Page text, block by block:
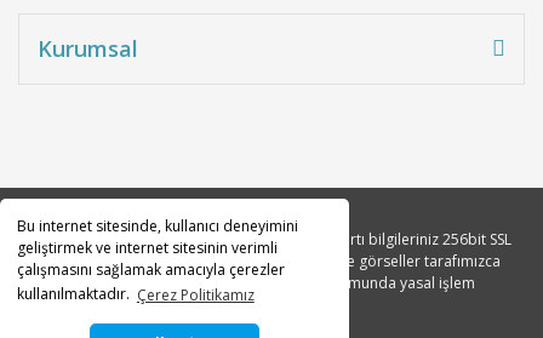
Bu internet sitesinde, kullanıcı deneyimini
geliştirmek ve internet sitesinin verimli
çalışmasını sağlamak amacıyla çerezler
kullanılmaktadır. Çerez Politikamız
Kurumsal
Copyright 2010© Tüm hakları saklıdır. Kredi kartı bilgileriniz 256bit SSL
sertifikası ile korunmaktadır. Tüm açıklama ve görseller tarafımızca
tasarlanmıştır. İzinsiz kopyalanması durumunda yasal işlem
başlatılacaktır.